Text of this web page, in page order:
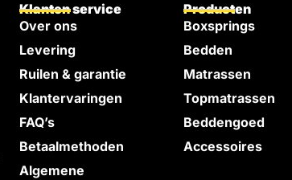
Klanten service
Over ons
Levering
Ruilen & garantie
Klantervaringen
FAQ’s
Betaalmethoden
Algemene
Producten
Boxsprings
Bedden
Matrassen
Topmatrassen
Beddengoed
Accessoires